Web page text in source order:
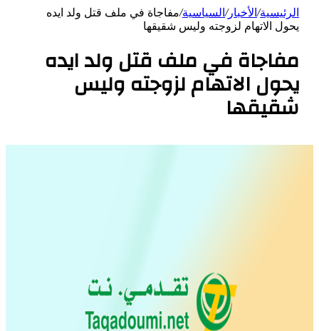
الرئيسية/ الأخبار/ السياسية/مفاجاة في ملف قتل ولد ايده
يحول الاتهام لزوجته وليس شقيقها
مفاجاة في ملف قتل ولد ايده
يحول الاتهام لزوجته وليس
شقيقها